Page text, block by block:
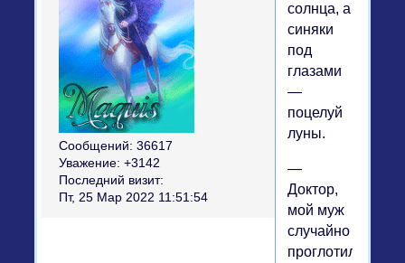
Сообщений: 36617
Уважение: +3142
Последний визит:
Пт, 25 Мар 2022 11:51:54
солнца, а
синяки
под
глазами
—
поцелуй
луны.
—
Доктор,
мой муж
случайно
проглотил